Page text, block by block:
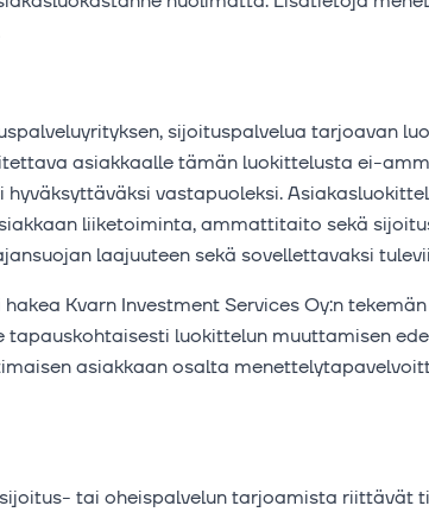
sijoituspalvelua tarjoavan
asiakkaalle tämän luokittelusta ei-
vastapuoleksi.
liiketoiminta, ammattitaito sekä
laajuuteen sekä sovellettavaksi
Kvarn Investment Services Oy:n
tapauskohtaisesti luokittelun muuttamisen
asiakkaan osalta
tai oheispalvelun tarjoamista riittävät